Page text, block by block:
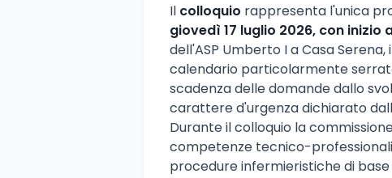
Il colloquio rappresenta l'unica
giovedì 17 luglio 2026, con inizio
dell'ASP Umberto I a Casa
calendario particolarmente
scadenza delle domande dallo
carattere d'urgenza dichiarato
Durante il colloquio la
competenze tecnico-
procedure infermieristiche di